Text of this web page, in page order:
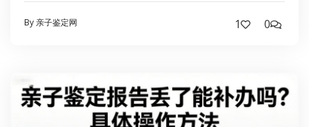
By 亲子鉴定网 1 0